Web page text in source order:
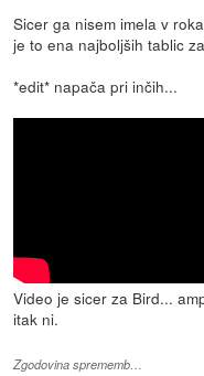
Sicer ga nisem imela v
je to ena najboljših tablic
*edit* napača pri inčih...
Video je sicer za Bird...
itak ni.
Zgodovina sprememb…